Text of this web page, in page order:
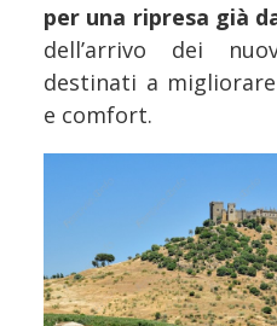
per una ripresa già
dell’arrivo dei
destinati a
e comfort.